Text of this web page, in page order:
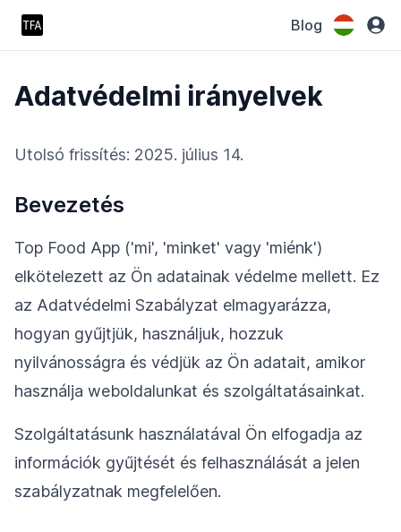
Blog
Adatvédelmi irányelvek
Utolsó frissítés: 2025. július 14.
Bevezetés
Top Food App ('mi', 'minket' vagy 'miénk')
elkötelezett az Ön adatainak védelme mellett. Ez
az Adatvédelmi Szabályzat elmagyarázza,
hogyan gyűjtjük, használjuk, hozzuk
nyilvánosságra és védjük az Ön adatait, amikor
használja weboldalunkat és szolgáltatásainkat.
Szolgáltatásunk használatával Ön elfogadja az
információk gyűjtését és felhasználását a jelen
szabályzatnak megfelelően.